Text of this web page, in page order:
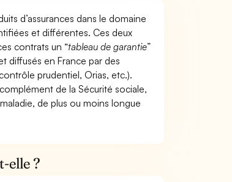
d’assurances dans le domaine
et différentes. Ces deux
contrats un “tableau de garantie”
diffusés en France par des
prudentiel, Orias, etc.).
de la Sécurité sociale,
de plus ou moins longue
elle ?